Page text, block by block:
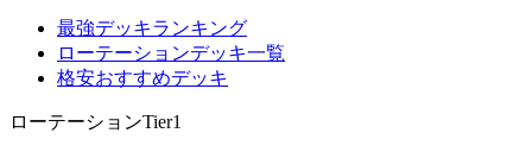
最強デッキランキング
ローテーションデッキ一覧
格安おすすめデッキ
ローテーションTier1